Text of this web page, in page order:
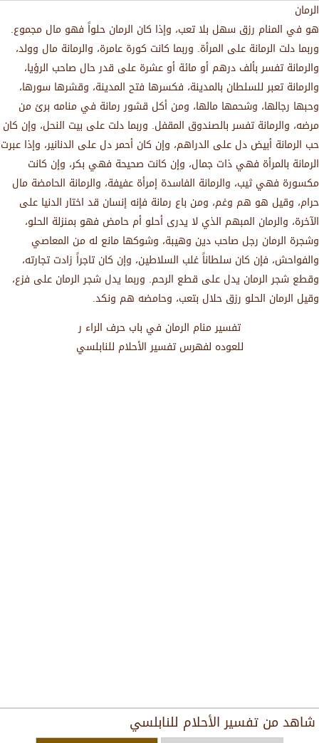
الرمان
هو في المنام رزق سهل بلا تعب، وإذا كان الرمان حلواً فهو مال مجموع.
وربما دلت الرمانة على المرأة. وربما كانت كورة عامرة، والرمانة مال وولد،
والرمانة تفسر بألف درهم أو مائة أو عشرة على قدر حال صاحب الرؤيا،
والرمانة تعبر للسلطان بالمدينة، فكسرها فتح المدينة، وقشرها سورها،
وحبها رجالها، وشحمها مالها، ومن أكل قشور رمانة في منامه برئ من
مرضه، والرمانة تفسر بالصندوق المقفل. وربما دلت على بيت النحل، وإن كان
حب الرمانة أبيض دل على الدراهم، وإن كان أحمر دل على الدنانير، وإذا عبرت
الرمانة بالمرأة فهي ذات جمال، وإن كانت صحيحة فهي بكر، وإن كانت
مكسورة فهي ثيب، والرمانة الفاسدة إمرأة عفيفة، والرمانة الحامضة مال
حرام، وقيل هو هم وغم، ومن باع رمانة فإنه إنسان قد اختار الدنيا على
الآخرة، والرمان المبهم الذي لا يدرى أحلو أم حامض فهو بمنزلة الحلو،
وشجرة الرمان رجل صاحب دين وهيبة، وشوكها مانع له من المعاصي
والفواحش، فإن كان سلطاناً غلب السلاطين، وإن كان تاجراً زادت تجارته،
وقطع شجر الرمان يدل على قطع الرحم. وربما يدل شجر الرمان على فزع،
وقيل الرمان الحلو رزق حلال بتعب، وحامضه هم ونكد.
تفسير منام الرمان في باب حرف الراء ر
للعوده لفهرس تفسير الأحلام للنابلسي
شاهد من تفسير الأحلام للنابلسي